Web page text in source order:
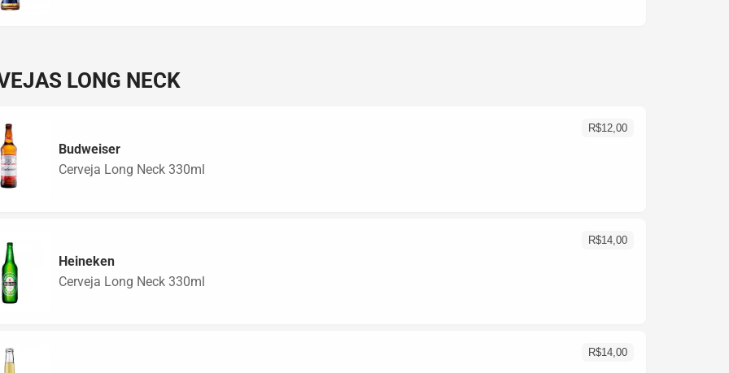
LONG NECK
R$12,00
Budweiser
Cerveja Long Neck 330ml
R$14,00
Heineken
Cerveja Long Neck 330ml
R$14,00